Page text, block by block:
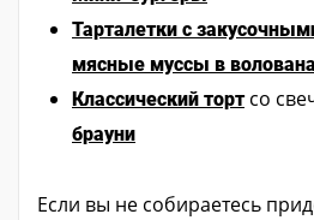
Тарталетки с
мясные муссы в
Классический тортсо
брауни
Если вы не собираетесь